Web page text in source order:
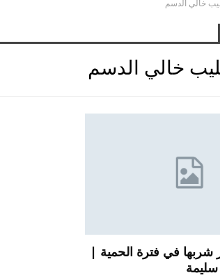
خالي الدسم
خالي الدسم
في فترة الحمية |